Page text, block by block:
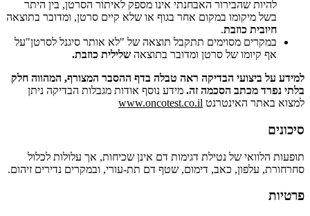
להיות שהבירור האבחנתי אינו מספק לאיתור הסרטן, בין היתר
בשל מיקומו במקום אחר בגוף או שלא קיים סרטן, ומדובר בתוצאה
חיובית כוזבת.
במקרים מסוימים תתקבל תוצאה של "לא אותר סיגנל לסרטן"על
אף קיומו של סרטן ומדובר בתוצאה שלילית כוזבת.
למידע על ביצועי הבדיקה ראה טבלה בדף ההסבר המצורף, המהווה חלק
בלתי נפרד מכתב הסכמה זה. מידע נוסף אודות מגבלות הבדיקה ניתן
למצוא באתר האינטרנט www.oncotest.co.il
סיכונים
תופעות הלוואי של נטילת דגימות דם אינן שכיחות, אך עלולות לכלול
סחרחורת, עלפון, כאב, דימום, שטף דם תת-עורי, ובמקרים נדירים זיהום.
פרטיות